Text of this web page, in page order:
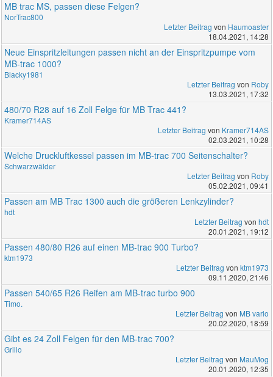
MB trac MS, passen diese Felgen?
NorTrac800
Letzter Beitrag von Haumoaster
18.04.2021, 14:28
Neue Einspritzleitungen passen nicht an der Einspritzpumpe vom
MB-trac 1000?
Blacky1981
Letzter Beitrag von Roby
13.03.2021, 17:32
480/70 R28 auf 16 Zoll Felge für MB Trac 441?
Kramer714AS
Letzter Beitrag von Kramer714AS
02.03.2021, 10:28
Welche Druckluftkessel passen im MB-trac 700 Seitenschalter?
Schwarzwälder
Letzter Beitrag von Roby
05.02.2021, 09:41
Passen am MB Trac 1300 auch die größeren Lenkzylinder?
hdt
Letzter Beitrag von hdt
20.01.2021, 19:12
Passen 480/80 R26 auf einen MB-trac 900 Turbo?
ktm1973
Letzter Beitrag von ktm1973
09.11.2020, 21:46
Passen 540/65 R26 Reifen am MB-trac turbo 900
Timo.
Letzter Beitrag von MB vario
20.02.2020, 18:59
Gibt es 24 Zoll Felgen für den MB-trac 700?
Grillo
Letzter Beitrag von MauMog
20.01.2020, 12:35